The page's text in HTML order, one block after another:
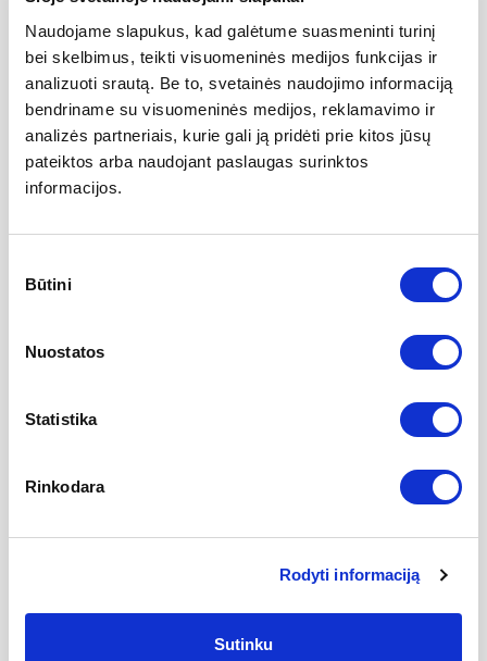
Naudojame slapukus, kad galėtume suasmeninti turinį
bei skelbimus, teikti visuomeninės medijos funkcijas ir
analizuoti srautą. Be to, svetainės naudojimo informaciją
bendriname su visuomeninės medijos, reklamavimo ir
analizės partneriais, kurie gali ją pridėti prie kitos jūsų
pateiktos arba naudojant paslaugas surinktos
informacijos.
pasirinkimas
Būtini
Nuostatos
Statistika
Rinkodara
Rodyti informaciją
Sutinku
Knarkimo ir miego apnėjos operacija 2000 EUR
Nosies kriauklių plastika 900 EUR
Nosies polipų pašalinimas
Nosies sąaugų ir randų pašalinimas 850 EUR
1300 EUR
900 EUR
1100 EUR
Pilna nosies plastika su pertvaros korekcija 3800 EUR
nuo 4700 EUR
Atlėpusių ausų korekcija